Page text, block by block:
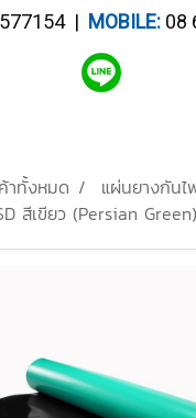
| MOBILE: 08
าทั้งหมด
แผ่นยางกัน
สีเขียว (Persian